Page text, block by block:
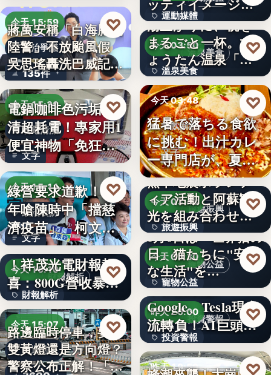
今天 15:59
政治爭議
135件
蔣萬安稱「白海豚沒
陸警」不放颱風假
吳思瑤轟洗巴威記憶
：…
♡
今天 15:30
省電清潔
文字
電鍋咖啡色污垢不
清超耗電！專家用1
便宜神物「免狂刷
就乾淨…
♡
今天 15:11
政治攻防
文字
綠營要求道歉！當
年嗆陳時中「擋慈
濟疫苗」 柯文哲
再大罵：…
♡
財報解析
今天 15:10
財報解析
文字
AI光通訊需求爆發
！祥茂光電財報報
喜：800G營收暴增
逾…
♡
今天 15:07
交通法規
路邊臨時停車，要打
雙黃燈還是方向燈？
警察公布正解！「違
♡
運動媒體
2,430
ッティイメージ
ズ」五十…
溫泉美食
今天 03:50
溫泉美食
14年
湯上がりに、桃を
まるごと一杯。ひ
ょうたん温泉「飲
泉堂」、…
♡
今天 03:48
餐飲新品
文字
猛暑で落ちる食欲
に挑む！出汁カレ
ー専門店が、夏限
定「無限…
♡
旅遊振興
今天 03:48
旅遊振興
2
熊本地震ボランテ
ィア活動と阿蘇観
光を組み合わせた
「ボラン…
♡
寵物公益
今天 03:30
寵物公益
8%
8月8日は「世界猫の
日」猫たちに"安全
な生活"を…
♡
投資警報
昨天 20:00
投資警報
文字
下班國際線》
Google、Tesla現金
流轉負！AI巨頭…
♡
昨天 19:59 ♡